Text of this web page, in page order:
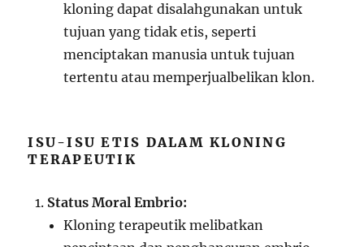
kloning dapat disalahgunakan untuk
tujuan yang tidak etis, seperti
menciptakan manusia untuk tujuan
tertentu atau memperjualbelikan klon.
ISU-ISU ETIS DALAM KLONING
TERAPEUTIK
Status Moral Embrio:
Kloning terapeutik melibatkan